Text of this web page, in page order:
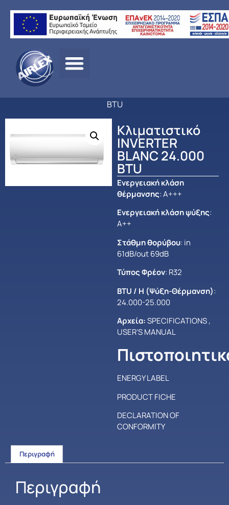
σελίδα/ΠΡΟΪΟΝΤΑ
BTU
Κλιματιστικό
INVERTER
BLANC 24.000
BTU
Ενεργειακή κλάση
θέρμανσης: Α+++
Ενεργειακή κλάση ψύξης:
Α++
Στάθμη θορύβου: in
61dB/out 69dB
Τύπος Φρέον: R32
BTU / H (Ψύξη-Θέρμανση):
24.000-25.000
Αρχεία:SPECIFICATIONS,
USER’S MANUAL
ENERGY LABEL
PRODUCT FICHE
DECLARATION OF
CONFORMITY
Περιγραφή
Περιγραφή